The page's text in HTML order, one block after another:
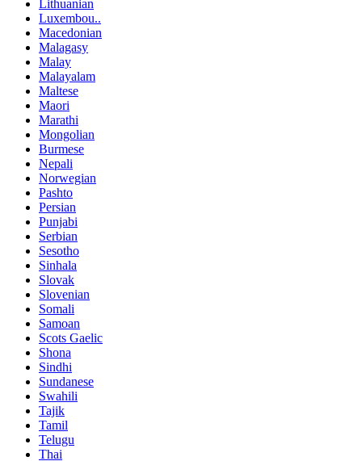
Lithuanian
Luxembou..
Macedonian
Malagasy
Malay
Malayalam
Maltese
Maori
Marathi
Mongolian
Burmese
Nepali
Norwegian
Pashto
Persian
Punjabi
Serbian
Sesotho
Sinhala
Slovak
Slovenian
Somali
Samoan
Scots Gaelic
Shona
Sindhi
Sundanese
Swahili
Tajik
Tamil
Telugu
Thai